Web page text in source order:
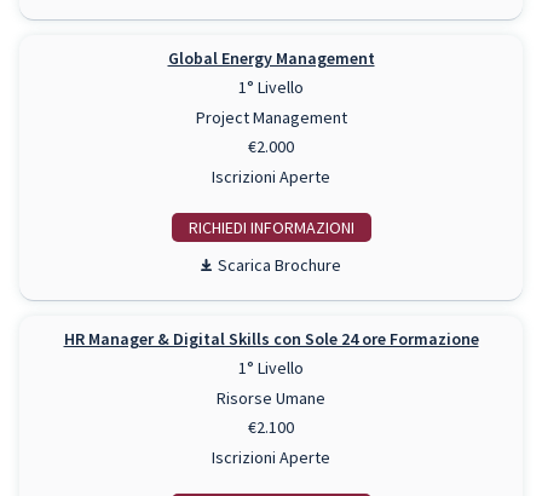
Global Energy Management
1° Livello
Project Management
€2.000
Iscrizioni Aperte
RICHIEDI INFO
Scarica Brochure
HR Manager & Digital Skills con Sole 24 ore Formazione
1° Livello
Risorse Umane
€2.100
Iscrizioni Aperte